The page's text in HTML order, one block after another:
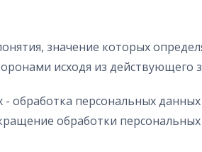
значение которых
исходя из действующего
обработка персональных
обработки